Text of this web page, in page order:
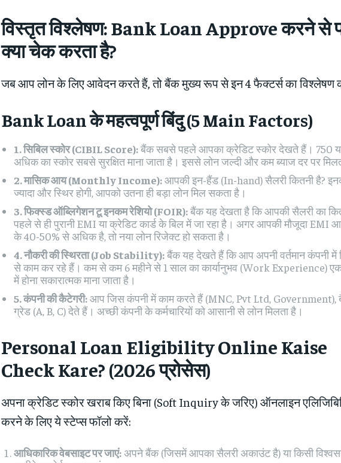
विस्तृत विश्लेषण: Bank Loan Approve करने से
क्या चेक करता है?
जब आप लोन के लिए आवेदन करते हैं, तो बैंक मुख्य रूप से इन 4 फैक्टर्स का विश्लेषण
Bank Loan के महत्वपूर्ण बिंदु (5 Main Factors)
1. सिबिल स्कोर (CIBIL Score):बैंक सबसे पहले आपका क्रेडिट स्कोर देखते हैं। 750
अधिक का स्कोर सबसे सुरक्षित माना जाता है। इससे लोन जल्दी और कम ब्याज दर पर
2. मासिक आय (Monthly Income):आपकी इन-हैंड (In-hand) सैलरी कितनी है?
ज्यादा और स्थिर होगी, आपको उतना ही बड़ा लोन मिल सकता है।
3. फिक्स्ड ऑब्लिगेशन टू इनकम रेशियो (FOIR):बैंक यह देखता है कि आपकी सैलरी का
पहले से ही पुरानी EMI या क्रेडिट कार्ड के बिल में जा रहा है। अगर आपकी मौजूदा EMI
के 40-50% से अधिक है, तो नया लोन रिजेक्ट हो सकता है।
4. नौकरी की स्थिरता (Job Stability):बैंक यह देखते हैं कि आप अपनी वर्तमान कंपनी
से काम कर रहे हैं। कम से कम 6 महीने से 1 साल का कार्यानुभव (Work Experience)
में होना सकारात्मक माना जाता है।
5. कंपनी की कैटेगरी:आप जिस कंपनी में काम करते हैं (MNC, Pvt Ltd, Government),
ग्रेड (A, B, C) देते हैं। अच्छी कंपनी के कर्मचारियों को आसानी से लोन मिलता है।
Personal Loan Eligibility Online Kaise
Check Kare? (2026 प्रोसेस)
अपना क्रेडिट स्कोर खराब किए बिना (Soft Inquiry के जरिए) ऑनलाइन
करने के लिए ये स्टेप्स फॉलो करें:
आधिकारिक वेबसाइट पर जाएं:अपने बैंक (जिसमें आपका सैलरी अकाउंट है) या किसी